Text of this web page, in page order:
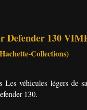
Defender 130
Collections)
véhicules légers de
130.